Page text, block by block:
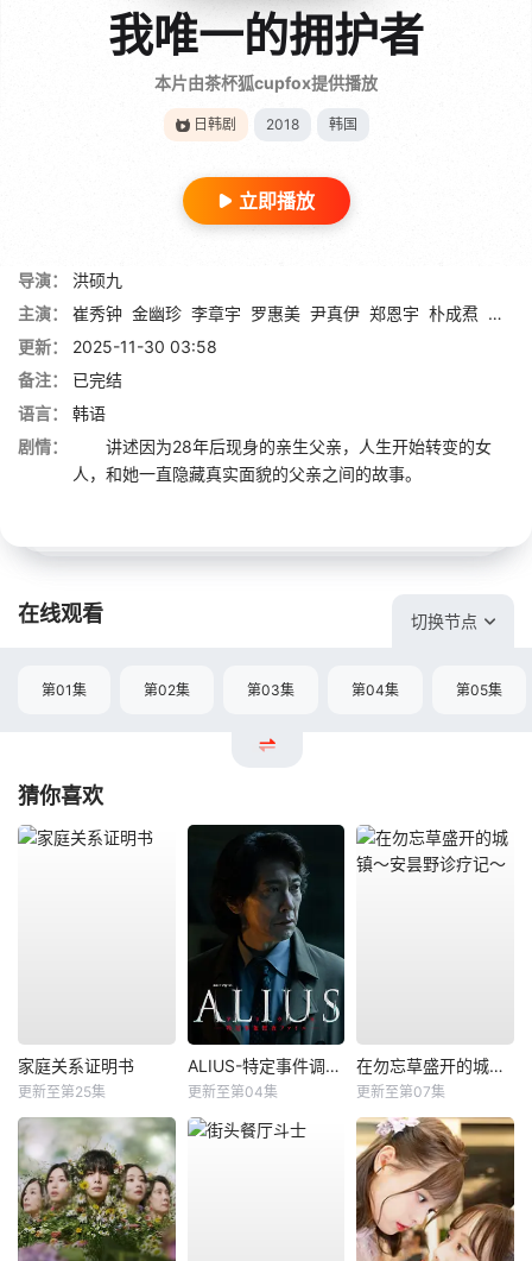
我唯一的拥护者
本片由茶杯狐cupfox提供播放
日韩剧 2018 韩国
立即播放
导演：
洪硕九
主演：
崔秀钟 金幽珍 李章宇 罗惠美 尹真伊 郑恩宇 朴成焄 李斗
更新：
2025-11-30 03:58
备注：
已完结
语言：
韩语
剧情：
讲述因为28年后现身的亲生父亲，人生开始转变的女
人，和她一直隐藏真实面貌的父亲之间的故事。
在线观看 切换节点
第01集 第02集 第03集 第04集 第05集
猜你喜欢
家庭关系证明书
更新至第25集
ALIUS-特定事件调查档案-
更新至第04集
在勿忘草盛开的城镇～安昙野诊疗记～
更新至第07集